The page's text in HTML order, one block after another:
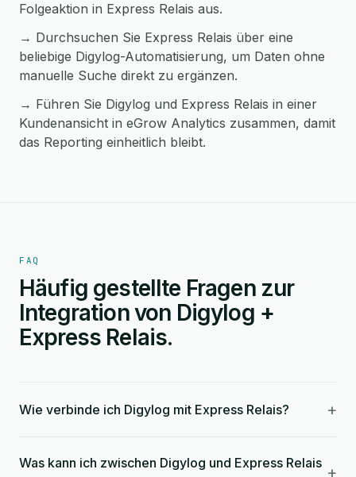
Folgeaktion in Express Relais aus.
→ Durchsuchen Sie Express Relais über eine
beliebige Digylog-Automatisierung, um Daten ohne
manuelle Suche direkt zu ergänzen.
→ Führen Sie Digylog und Express Relais in einer
Kundenansicht in eGrow Analytics zusammen, damit
das Reporting einheitlich bleibt.
FAQ
Häufig gestellte Fragen zur
Integration von Digylog +
Express Relais.
Wie verbinde ich Digylog mit Express Relais? +
Was kann ich zwischen Digylog und Express Relais +